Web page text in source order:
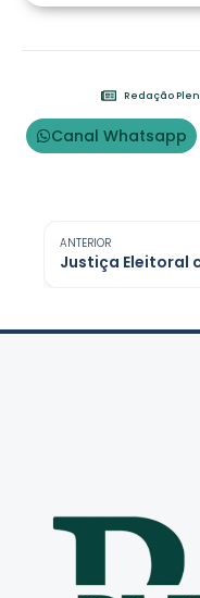
Redação
Canal Whatsapp
ANTERIOR